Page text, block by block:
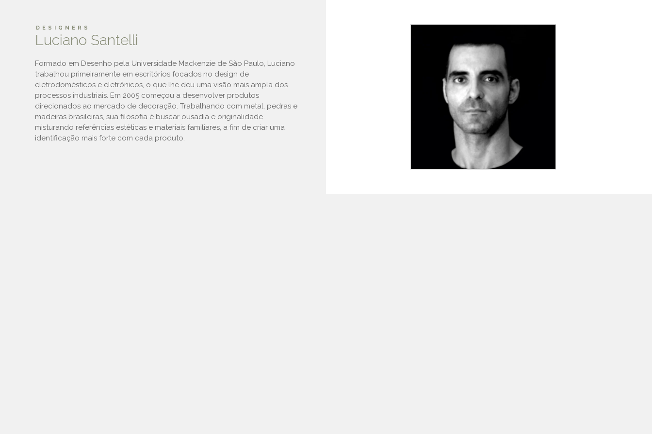
DESIGNERS
Luciano Santelli
Formado em Desenho pela Universidade Mackenzie de São Paulo, Luciano
trabalhou primeiramente em escritórios focados no design de
eletrodomésticos e eletrônicos, o que lhe deu uma visão mais ampla dos
processos industriais. Em 2005 começou a desenvolver produtos
direcionados ao mercado de decoração. Trabalhando com metal, pedras e
madeiras brasileiras, sua filosofia é buscar ousadia e originalidade
misturando referências estéticas e materiais familiares, a fim de criar uma
identificação mais forte com cada produto.